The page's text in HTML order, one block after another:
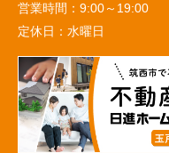
営業時間： 9:00～19:00
定休日： 水曜日